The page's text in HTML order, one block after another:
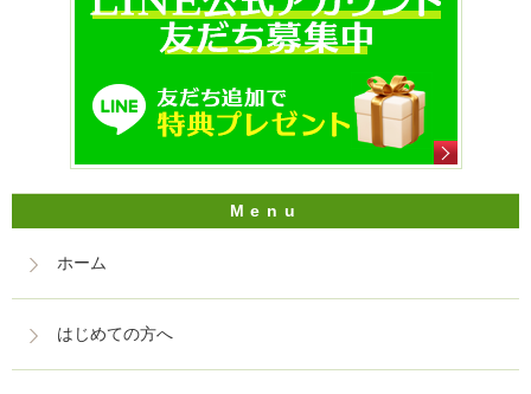
ホーム
はじめての方へ